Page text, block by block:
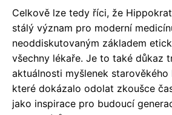
Celkově lze tedy říci, že
stálý význam pro moderní
neoddiskutovaným základem
všechny lékaře. Je to také důkaz
aktuálnosti myšlenek starověkého
které dokázalo odolat zkoušce
jako inspirace pro budoucí